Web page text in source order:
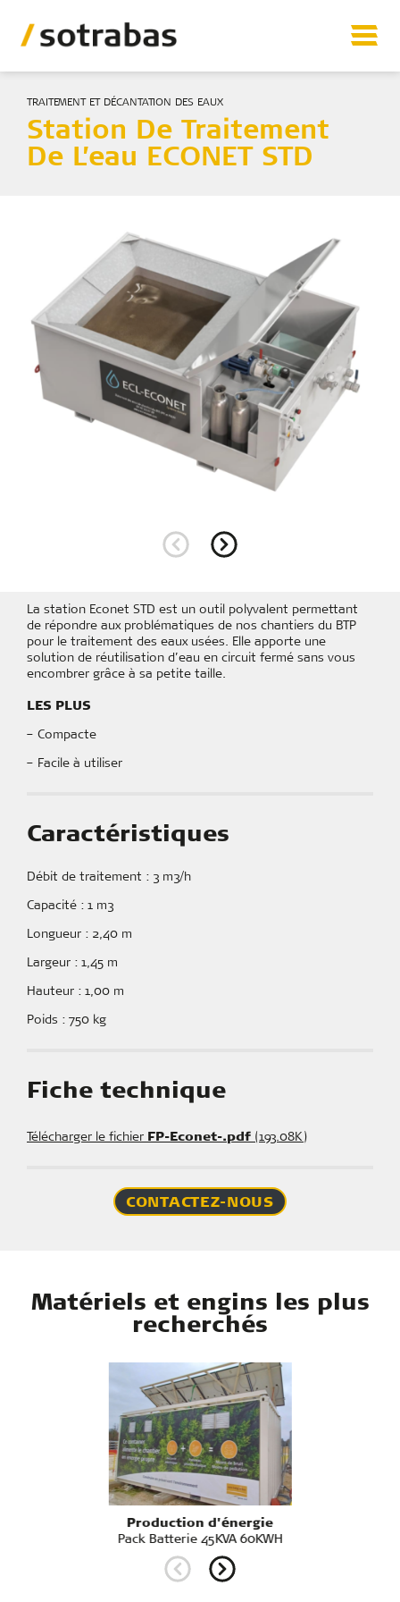
Matériels
Vente matériel d’occasion
Références
Sotrabas
Contact
Sotrabas
Etablissement La Bâtie
Route de l'industrie
73540 LA BATHIE
TRAITEMENT ET DÉCANTATION DES EAUX
Station De Traitement
De L’eau ECONET STD
La station Econet STD est un outil polyvalent permettant
de répondre aux problématiques de nos chantiers du BTP
pour le traitement des eaux usées. Elle apporte une
solution de réutilisation d’eau en circuit fermé sans vous
encombrer grâce à sa petite taille.
LES PLUS
– Compacte
– Facile à utiliser
Caractéristiques
Débit de traitement : 3 m3/h
Capacité : 1 m3
Longueur : 2,40 m
Largeur : 1,45 m
Hauteur : 1,00 m
Poids : 750 kg
Fiche technique
Télécharger le fichierFP-Econet-.pdf(193.08K)
CONTACTEZ-NOUS
Matériels et engins les plus
recherchés
Production d'énergie
Pack Batterie 45KVA 60KWH